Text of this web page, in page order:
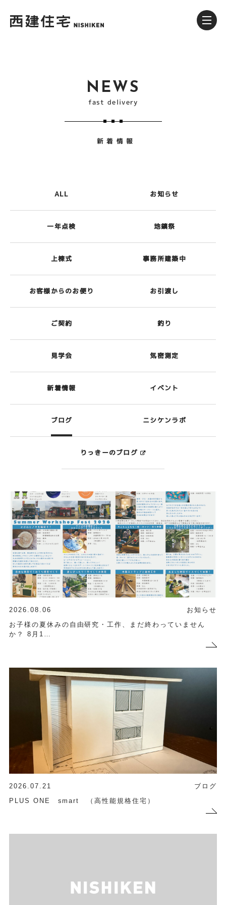
NEWS
fast delivery
新着情報
ALL お知らせ
一年点検 地鎮祭
上棟式 事務所建築中
お客様からのお便り お引渡し
ご契約 釣り
見学会 気密測定
新着情報 イベント
ブログ ニシケンラボ
りっきーのブログ
2026.08.06
お知らせ
お子様の夏休みの自由研究・工作、まだ終わっていません
か？ 8月1…
2026.07.21
ブログ
PLUS ONE smart （高性能規格住宅）